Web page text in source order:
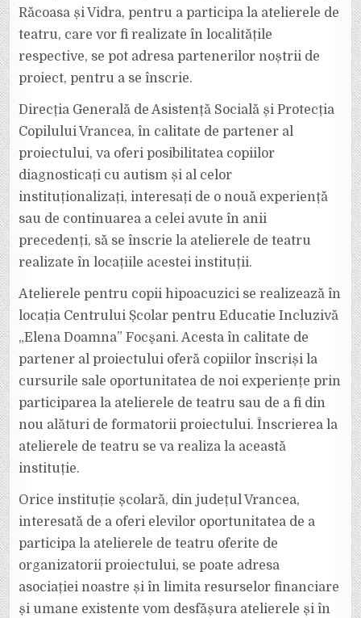
Răcoasa și Vidra, pentru a participa la atelierele de
teatru, care vor fi realizate în localitățile
respective, se pot adresa partenerilor noștrii de
proiect, pentru a se înscrie.
Direcția Generală de Asistență Socială și Protecția
Copilului Vrancea, în calitate de partener al
proiectului, va oferi posibilitatea copiilor
diagnosticați cu autism și al celor
instituționalizați, interesați de o nouă experiență
sau de continuarea a celei avute în anii
precedenți, să se înscrie la atelierele de teatru
realizate în locațiile acestei instituții.
Atelierele pentru copii hipoacuzici se realizează în
locația Centrului Școlar pentru Educatie Incluzivă
„Elena Doamna” Focşani. Acesta în calitate de
partener al proiectului oferă copiilor înscriși la
cursurile sale oportunitatea de noi experiențe prin
participarea la atelierele de teatru sau de a fi din
nou alături de formatorii proiectului. Înscrierea la
atelierele de teatru se va realiza la această
instituție.
Orice instituție școlară, din județul Vrancea,
interesată de a oferi elevilor oportunitatea de a
participa la atelierele de teatru oferite de
organizatorii proiectului, se poate adresa
asociației noastre și în limita resurselor financiare
și umane existente vom desfășura atelierele și în